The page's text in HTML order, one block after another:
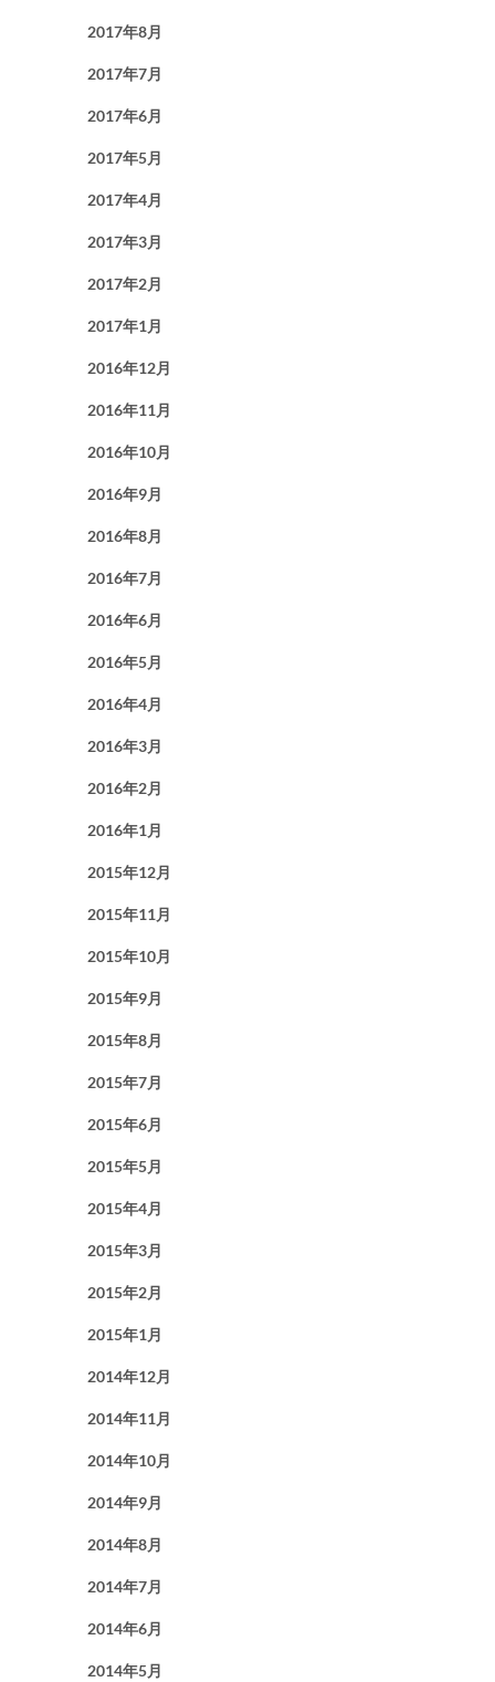
2017年8月
2017年7月
2017年6月
2017年5月
2017年4月
2017年3月
2017年2月
2017年1月
2016年12月
2016年11月
2016年10月
2016年9月
2016年8月
2016年7月
2016年6月
2016年5月
2016年4月
2016年3月
2016年2月
2016年1月
2015年12月
2015年11月
2015年10月
2015年9月
2015年8月
2015年7月
2015年6月
2015年5月
2015年4月
2015年3月
2015年2月
2015年1月
2014年12月
2014年11月
2014年10月
2014年9月
2014年8月
2014年7月
2014年6月
2014年5月